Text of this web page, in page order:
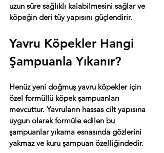
uzun süre sağlıklı kalabilmesini sağlar ve
köpeğin deri tüy yapısını güçlendirir.
Yavru Köpekler Hangi
Şampuanla Yıkanır?
Henüz yeni doğmuş yavru köpekler için
özel formüllü köpek şampuanları
mevcuttur. Yavruların hassas cilt yapısına
uygun olarak formüle edilen bu
şampuanlar yıkama esnasında gözlerini
yakmaz ve kuru şampuan özelliğindedir.